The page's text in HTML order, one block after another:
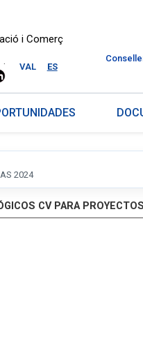
i Comerç
VAL ES
.
2024
CV PARA